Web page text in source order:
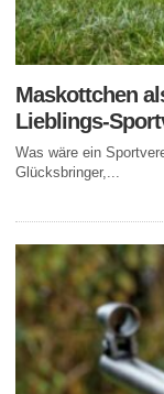
Maskottchen
Lieblings-
Was wäre ein
Glücksbringer,...